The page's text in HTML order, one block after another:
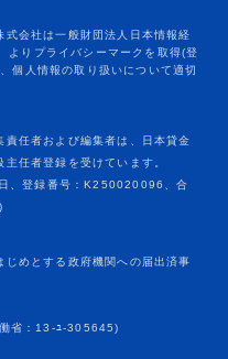
責任者および編集者は、日本貸金
任者登録を受けています。
、登録番号：K250020096、合
じめとする政府機関への届出済事
省：13-ﾕ-305645)